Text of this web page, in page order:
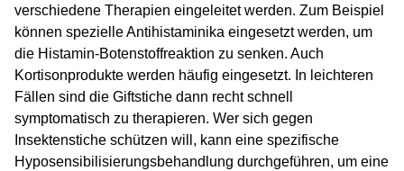
verschiedene Therapien eingeleitet werden. Zum Beispiel
können spezielle Antihistaminika eingesetzt werden, um
die Histamin-Botenstoffreaktion zu senken. Auch
Kortisonprodukte werden häufig eingesetzt. In leichteren
Fällen sind die Giftstiche dann recht schnell
symptomatisch zu therapieren. Wer sich gegen
Insektenstiche schützen will, kann eine spezifische
Hyposensibilisierungsbehandlung durchgeführen, um eine